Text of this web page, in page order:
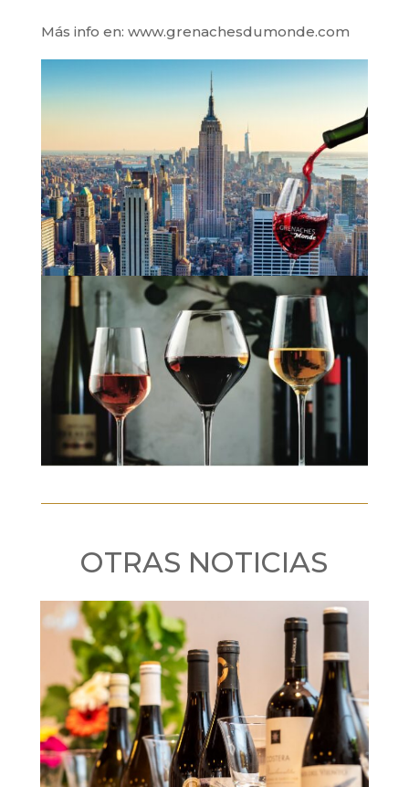
Más info en: www.grenachesdumonde.com
OTRAS NOTICIAS